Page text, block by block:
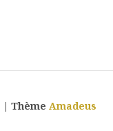
| Thème Amadeus